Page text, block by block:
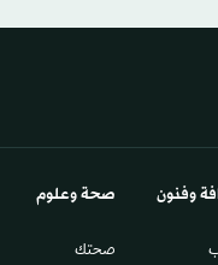
وفنون صحة وعلوم
صحتك